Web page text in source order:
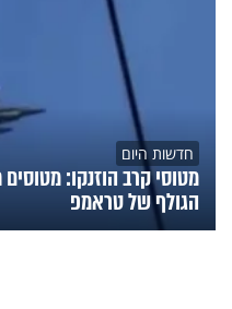
חדשות היום
מטוסי קרב הוזנקו: מטוסים
הגולף של טראמפ